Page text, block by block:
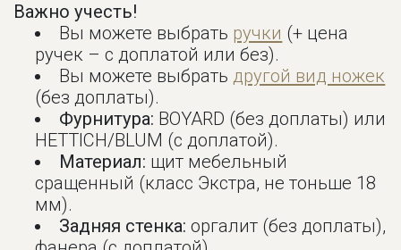
Важно учесть!
Вы можете выбрать ручки (+ цена
ручек – с доплатой или без).
Вы можете выбратьдругой вид ножек
(без доплаты).
Фурнитура: BOYARD (без доплаты) или
HETTICH/BLUM (с доплатой).
Материал: щит мебельный
сращенный (класс Экстра, не тоньше 18
мм).
Задняя стенка: оргалит (без доплаты),